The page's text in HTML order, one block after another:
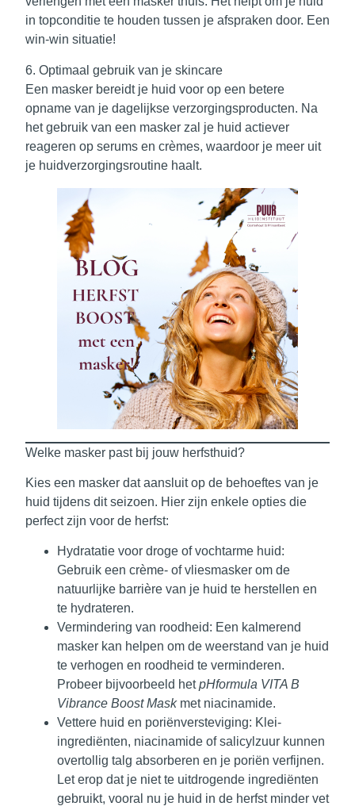
in topconditie te houden tussen je afspraken door. Een
win-win situatie!
6. Optimaal gebruik van je skincare
Een masker bereidt je huid voor op een betere
opname van je dagelijkse verzorgingsproducten. Na
het gebruik van een masker zal je huid actiever
reageren op serums en crèmes, waardoor je meer uit
je huidverzorgingsroutine haalt.
Welke masker past bij jouw herfsthuid?
Kies een masker dat aansluit op de behoeftes van je
huid tijdens dit seizoen. Hier zijn enkele opties die
perfect zijn voor de herfst:
Hydratatie voor droge of vochtarme huid:
Gebruik een crème- of vliesmasker om de
natuurlijke barrière van je huid te herstellen en
te hydrateren.
Vermindering van roodheid: Een kalmerend
masker kan helpen om de weerstand van je huid
te verhogen en roodheid te verminderen.
Probeer bijvoorbeeld hetpHformula VITA B
Vibrance Boost Maskmet niacinamide.
Vettere huid en poriënversteviging: Klei-
ingrediënten, niacinamide of salicylzuur kunnen
overtollig talg absorberen en je poriën verfijnen.
Let erop dat je niet te uitdrogende ingrediënten
gebruikt, vooral nu je huid in de herfst minder vet